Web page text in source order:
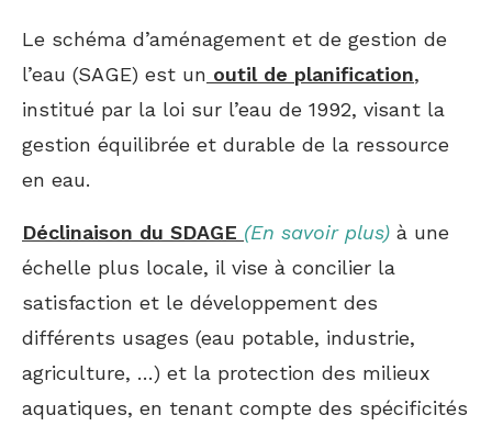
Le schéma d’aménagement et de gestion de
l’eau (SAGE) est un outil de planification,
institué par la loi sur l’eau de 1992, visant la
gestion équilibrée et durable de la ressource
en eau.
Déclinaison du SDAGE (En savoir plus) à une
échelle plus locale, il vise à concilier la
satisfaction et le développement des
différents usages (eau potable, industrie,
agriculture, …) et la protection des milieux
aquatiques, en tenant compte des spécificités